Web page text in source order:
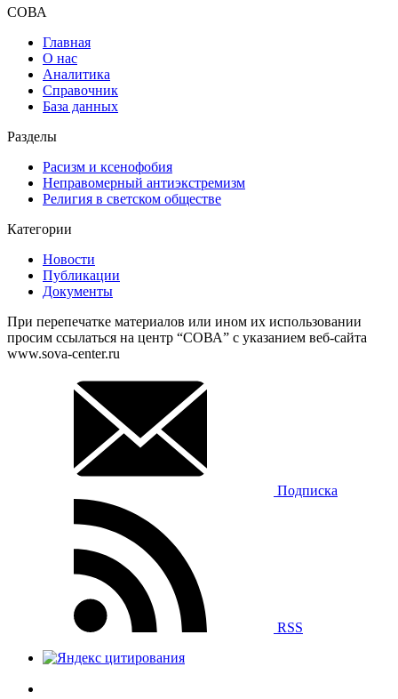
СОВА
Главная
О нас
Аналитика
Справочник
База данных
Разделы
Расизм и ксенофобия
Неправомерный антиэкстремизм
Религия в светском обществе
Категории
Новости
Публикации
Документы
При перепечатке материалов или ином их использовании
просим ссылаться на центр “СОВА” с указанием веб-сайта
www.sova-center.ru
Подписка
RSS